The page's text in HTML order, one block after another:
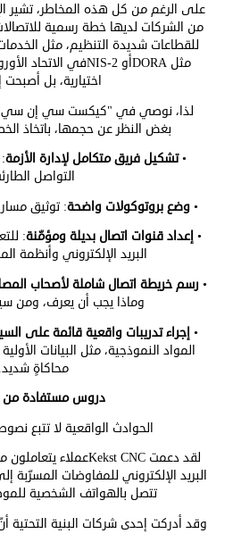
من الشركات لديها خطة رسمية
للقطاعات شديدة التنظيم، مثل
مثل DORAأو NIS-2في الاتحاد
اختيارية، بل أصبحت
لذا، نوصي في "كيكست سي إن
بغض النظر عن حجمها، باتخاذ
•تشكيل فريق متكامل لإدارة الأزمة
التواصل
• وضع بروتوكولات واضحة: توثيق
•إعداد قنوات اتصال بديلة ومؤمّنة:
البريد الإلكتروني وأنظمة
• رسم خريطة اتصال شاملة لأصحاب
وماذا يجب أن يعرف، ومن
• إجراء تدريبات واقعية قائمة على
المواد النموذجية، مثل البيانات
محاكاةٍ شديد.
دروس مستفادة من
الحوادث الواقعية لا تتبع
لقد دعمتKekst CNCعملاء
البريد الإلكتروني للمفاوضات المسرّبة
تتصل بالهواتف الشخصية
وقد أدركت إحدى شركات البنية التحتية